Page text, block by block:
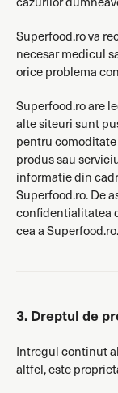
Superfood.ro va
necesar medicul
orice problema
Superfood.ro are
alte siteuri sunt
pentru
produs sau
informatie din
Superfood.ro. De
confidentialitatea
cea a Superfood.ro.
3. Dreptul de
Intregul continut
altfel, este